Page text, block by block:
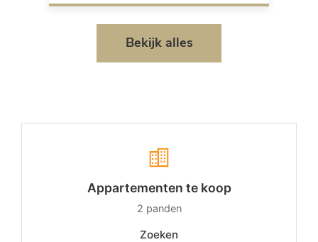
Bekijk alles
Appartementen te koop
2 panden
Zoeken